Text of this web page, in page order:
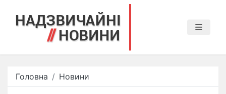
Головна Новини